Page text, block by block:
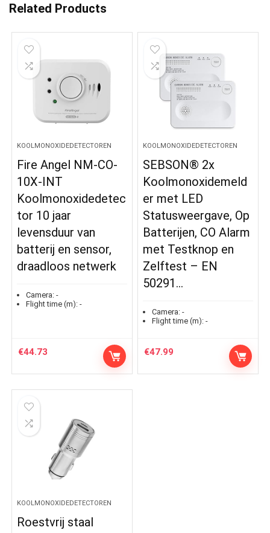
Related Products
KOOLMONOXIDEDETECTOREN
Fire Angel NM-CO-
10X-INT
Koolmonoxidedetec
tor 10 jaar
levensduur van
batterij en sensor,
draadloos netwerk
Camera: -
Flight time (m): -
€44.73
KOOLMONOXIDEDETECTOREN
SEBSON® 2x
Koolmonoxidemeld
er met LED
Statusweergave, Op
Batterijen, CO Alarm
met Testknop en
Zelftest – EN
50291…
Camera: -
Flight time (m): -
€47.99
KOOLMONOXIDEDETECTOREN
Roestvrij staal